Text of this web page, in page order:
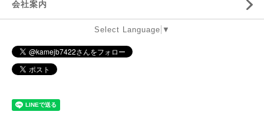
会社案内
Select Language ▼